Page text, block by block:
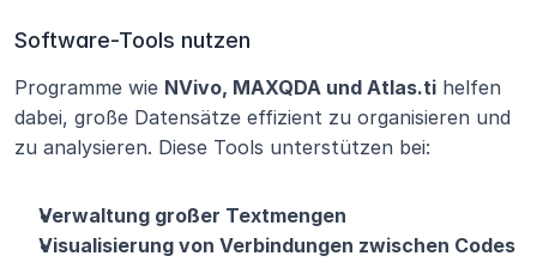
Software-Tools nutzen
Programme wie NVivo, MAXQDA und Atlas.ti helfen
dabei, große Datensätze effizient zu organisieren und
zu analysieren. Diese Tools unterstützen bei:
Verwaltung großer Textmengen
Visualisierung von Verbindungen zwischen Codes